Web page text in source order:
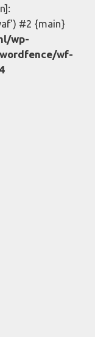
#2 {main}
wp-
wf-